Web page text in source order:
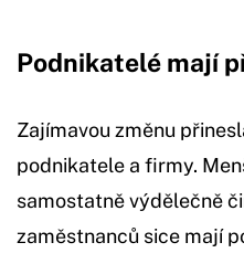
Podnikatelé mají
Zajímavou změnu
podnikatele a firmy.
samostatně výdělečně
zaměstnanců sice mají